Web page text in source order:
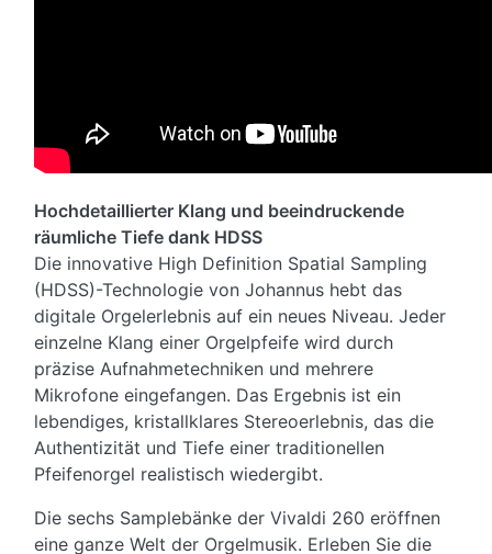
Hochdetaillierter Klang und beeindruckende
räumliche Tiefe dank HDSS
Die innovative High Definition Spatial Sampling
(HDSS)-Technologie von Johannus hebt das
digitale Orgelerlebnis auf ein neues Niveau. Jeder
einzelne Klang einer Orgelpfeife wird durch
präzise Aufnahmetechniken und mehrere
Mikrofone eingefangen. Das Ergebnis ist ein
lebendiges, kristallklares Stereoerlebnis, das die
Authentizität und Tiefe einer traditionellen
Pfeifenorgel realistisch wiedergibt.
Die sechs Samplebänke der Vivaldi 260 eröffnen
eine ganze Welt der Orgelmusik. Erleben Sie die